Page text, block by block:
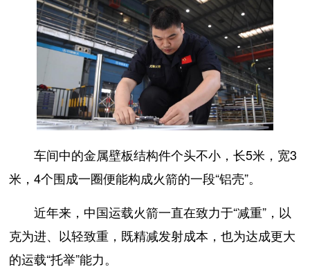
车间中的金属壁板结构件个头不小，长5米，宽3
米，4个围成一圈便能构成火箭的一段“铝壳”。
近年来，中国运载火箭一直在致力于“减重”，以
克为进、以轻致重，既精减发射成本，也为达成更大
的运载“托举”能力。